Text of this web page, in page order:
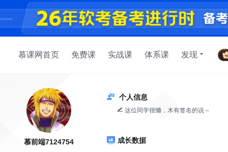
慕课网首页 免费课 实战课 体系课 发现
慕前端7124754
个人信息
这位同学很懒，木有签名的说～
成长数据